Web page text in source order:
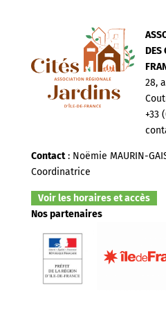
DES
28,
+33
Contact: Noëmie MAURIN-
Coordinatrice
Voir les horaires et accès
Nos partenaires